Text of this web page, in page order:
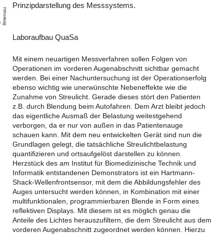
Prinzipdarstellung des Messsystems.
u
Laboraufbau QuaSa
Mit einem neuartigen Messverfahren sollen Folgen von
Operationen im vorderen Augenabschnitt sichtbar gemacht
werden. Bei einer Nachuntersuchung ist der Operationserfolg
ebenso wichtig wie unerwünschte Nebeneffekte wie die
Zunahme von Streulicht. Gerade dieses stört den Patienten
z.B. durch Blendung beim Autofahren. Dem Arzt bleibt jedoch
das eigentliche Ausmaß der Belastung weitestgehend
verborgen, da er nur von außen in das Patientenauge
schauen kann. Mit dem neu entwickelten Gerät sind nun die
Grundlagen gelegt, die tatsächliche Streulichtbelastung
quantifizieren und ortsaufgelöst darstellen zu können.
Herzstück des am Institut für Biomedizinische Technik und
Informatik entstandenen Demonstrators ist ein Hartmann-
Shack-Wellenfrontsensor, mit dem die Abbildungsfehler des
Auges untersucht werden können, in Kombination mit einer
multifunktionalen, programmierbaren Blende in Form eines
reflektiven Displays. Mit diesem ist es möglich genau die
Anteile des Lichtes herauszufiltern, die dem Streulicht aus dem
vorderen Augenabschnitt zugeordnet werden können. Hierzu